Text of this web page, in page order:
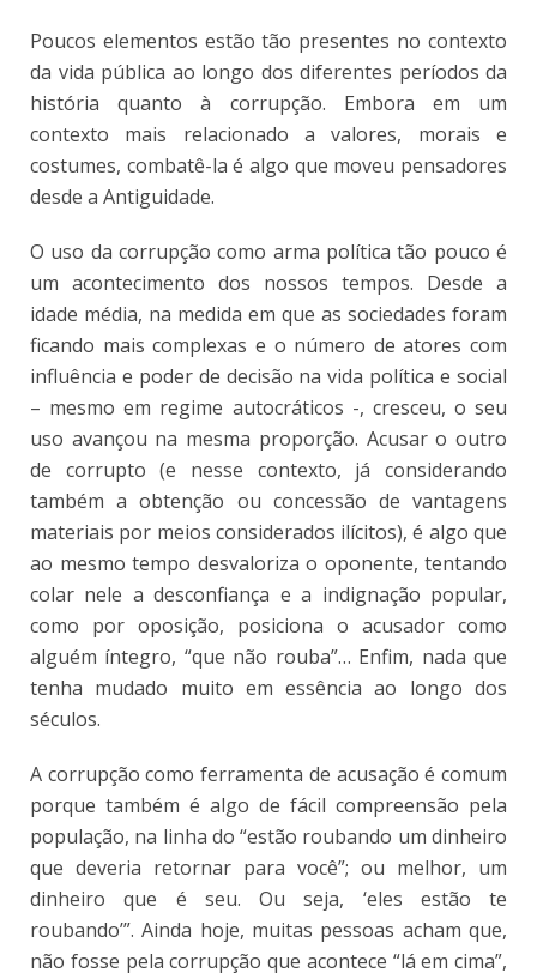
Poucos elementos estão tão presentes no contexto
da vida pública ao longo dos diferentes períodos da
história quanto à corrupção. Embora em um
contexto mais relacionado a valores, morais e
costumes, combatê-la é algo que moveu pensadores
desde a Antiguidade.
O uso da corrupção como arma política tão pouco é
um acontecimento dos nossos tempos. Desde a
idade média, na medida em que as sociedades foram
ficando mais complexas e o número de atores com
influência e poder de decisão na vida política e social
– mesmo em regime autocráticos -, cresceu, o seu
uso avançou na mesma proporção. Acusar o outro
de corrupto (e nesse contexto, já considerando
também a obtenção ou concessão de vantagens
materiais por meios considerados ilícitos), é algo que
ao mesmo tempo desvaloriza o oponente, tentando
colar nele a desconfiança e a indignação popular,
como por oposição, posiciona o acusador como
alguém íntegro, “que não rouba”… Enfim, nada que
tenha mudado muito em essência ao longo dos
séculos.
A corrupção como ferramenta de acusação é comum
porque também é algo de fácil compreensão pela
população, na linha do “estão roubando um dinheiro
que deveria retornar para você”; ou melhor, um
dinheiro que é seu. Ou seja, ‘eles estão te
roubando’”. Ainda hoje, muitas pessoas acham que,
não fosse pela corrupção que acontece “lá em cima”,